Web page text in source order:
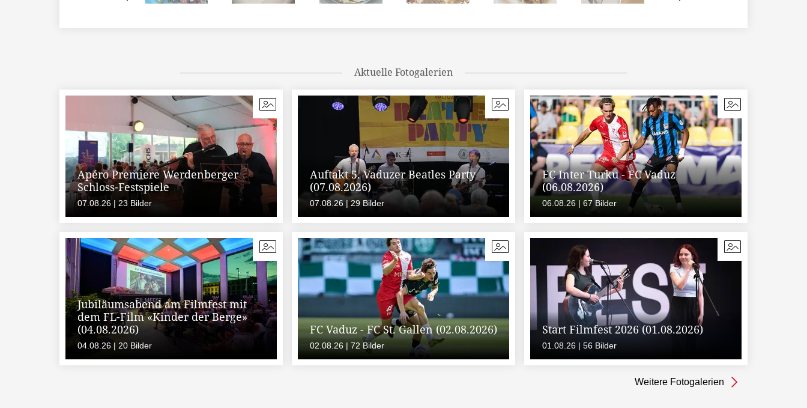
Aktuelle Fotogalerien
Apéro Premiere Werdenberger
Schloss-Festspiele
07.08.26 | 23 Bilder
Auftakt 5. Vaduzer Beatles Party
(07.08.2026)
07.08.26 | 29 Bilder
FC Inter Turku - FC Vaduz
(06.08.2026)
06.08.26 | 67 Bilder
Jubiläumsabend am Filmfest mit
dem FL-Film «Kinder der Berge»
(04.08.2026)
04.08.26 | 20 Bilder
FC Vaduz - FC St. Gallen (02.08.2026)
02.08.26 | 72 Bilder
Start Filmfest 2026 (01.08.2026)
01.08.26 | 56 Bilder
Weitere Fotogalerien